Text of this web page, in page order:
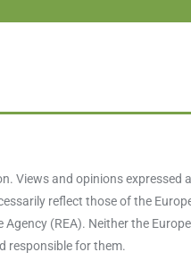
Views and opinions expressed
reflect those of the
Agency (REA). Neither the
responsible for them.